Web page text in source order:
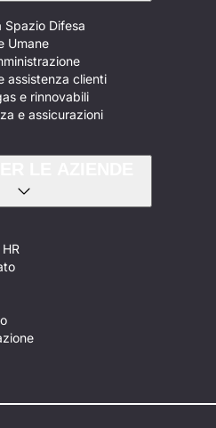
Spazio Difesa
Umane
assistenza clienti
e rinnovabili
e assicurazioni